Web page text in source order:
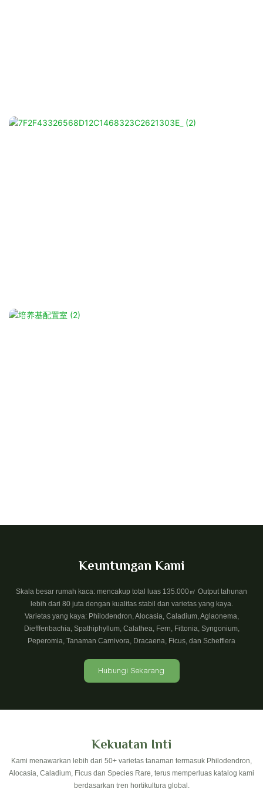
Keuntungan Kami
Skala besar rumah kaca: mencakup total luas 135.000㎡ Output tahunan
lebih dari 80 juta dengan kualitas stabil dan varietas yang kaya.
Varietas yang kaya: Philodendron, Alocasia, Caladium, Aglaonema,
Diefffenbachia, Spathiphyllum, Calathea, Fern, Fittonia, Syngonium,
Peperomia, Tanaman Carnivora, Dracaena, Ficus, dan Schefflera
Hubungi Sekarang
Kekuatan Inti
Kami menawarkan lebih dari 50+ varietas tanaman termasuk Philodendron,
Alocasia, Caladium, Ficus dan Species Rare, terus memperluas katalog kami
berdasarkan tren hortikultura global.